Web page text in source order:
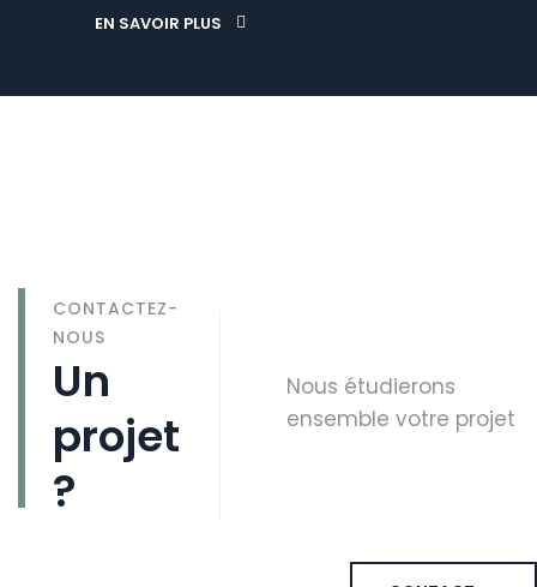
EN SAVOIR PLUS
CONTACTEZ-
NOUS
Un
projet
?
Nous étudierons
ensemble votre projet